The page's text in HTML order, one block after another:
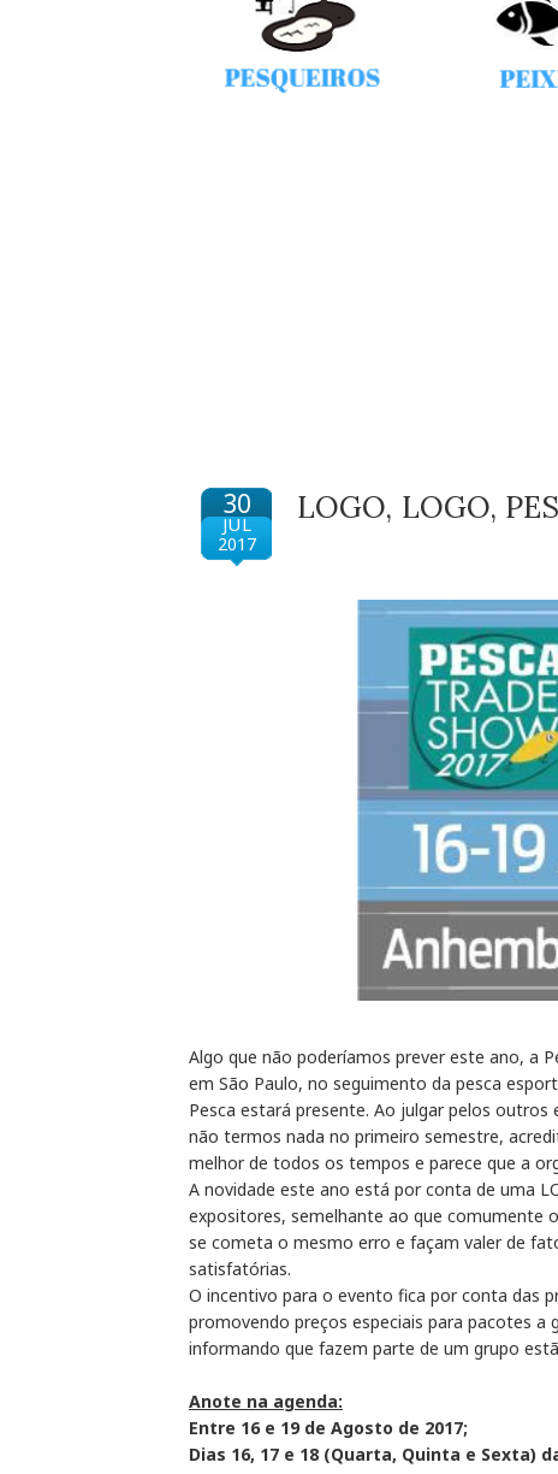
30
JUL
2017
LOGO, LOGO,
Algo que não poderíamos prever este ano, a
em São Paulo, no seguimento da pesca
Pesca estará presente. Ao julgar pelos
não termos nada no primeiro semestre,
melhor de todos os tempos e parece que a
A novidade este ano está por conta de uma
expositores, semelhante ao que comumente
se cometa o mesmo erro e façam valer de
satisfatórias.
O incentivo para o evento fica por conta das
promovendo preços especiais para pacotes a
informando que fazem parte de um grupo
Anote na agenda:
Entre 16 e 19 de Agosto de 2017;
Dias 16, 17 e 18 (Quarta, Quinta e Sexta)